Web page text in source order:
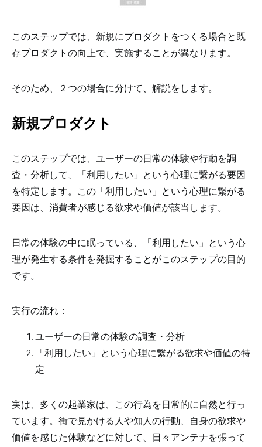
このステップでは、新規にプロダクトをつくる場合と既
存プロダクトの向上で、実施することが異なります。
そのため、２つの場合に分けて、解説をします。
新規プロダクト
このステップでは、ユーザーの日常の体験や行動を調
査・分析して、「利用したい」という心理に繋がる要因
を特定します。この「利用したい」という心理に繋がる
要因は、消費者が感じる欲求や価値が該当します。
日常の体験の中に眠っている、「利用したい」という心
理が発生する条件を発掘することがこのステップの目的
です。
実行の流れ：
ユーザーの日常の体験の調査・分析
「利用したい」という心理に繋がる欲求や価値の特
定
実は、多くの起業家は、この行為を日常的に自然と行っ
ています。街で見かける人や知人の行動、自身の欲求や
価値を感じた体験などに対して、日々アンテナを張って